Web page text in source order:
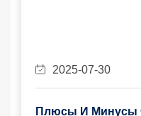
2025-07-30
Плюсы И Минусы